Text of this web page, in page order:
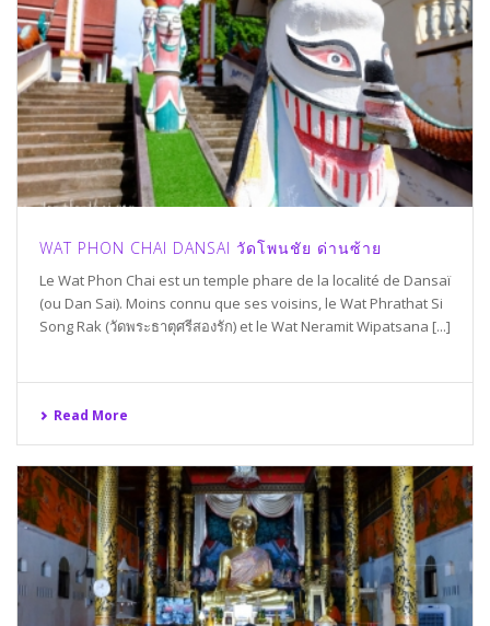
WAT PHON CHAI DANSAI วัดโพนชัย ด่านซ้าย
Le Wat Phon Chai est un temple phare de la localité de Dansaï
(ou Dan Sai). Moins connu que ses voisins, le Wat Phrathat Si
Song Rak (วัดพระธาตุศรีสองรัก) et le Wat Neramit Wipatsana [...]
Read More